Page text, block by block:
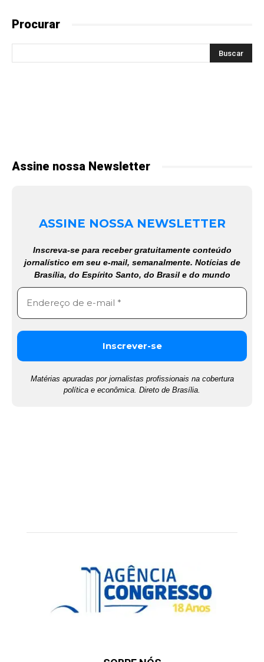
Procurar
Assine nossa Newsletter
ASSINE NOSSA NEWSLETTER
Inscreva-se para receber gratuitamente conteúdo
jornalístico em seu e-mail, semanalmente. Notícias de
Brasília, do Espírito Santo, do Brasil e do mundo
Matérias apuradas por jornalistas profissionais na cobertura
política e econômica. Direto de Brasília.